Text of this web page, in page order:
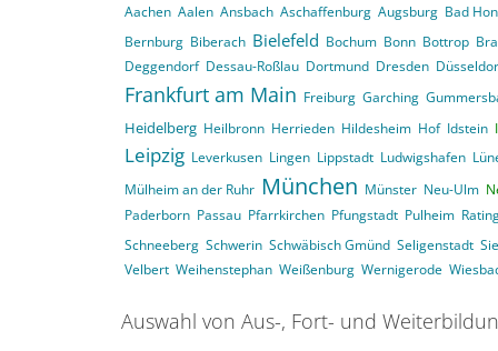
Aachen Aalen Ansbach Aschaffenburg Augsburg Bad
Bernburg Biberach Bielefeld Bochum Bonn Bottrop
Deggendorf Dessau-Roßlau Dortmund Dresden
Frankfurt am Main Freiburg Garching
Heidelberg Heilbronn Herrieden Hildesheim Hof Idstein
Leipzig Leverkusen Lingen Lippstadt Ludwigshafen
Mülheim an der Ruhr München Münster Neu-Ulm
Paderborn Passau Pfarrkirchen Pfungstadt Pulheim
Schneeberg Schwerin Schwäbisch Gmünd Seligenstadt
Velbert Weihenstephan Weißenburg Wernigerode
Auswahl von Aus-, Fort- und